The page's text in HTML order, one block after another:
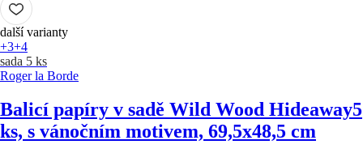
další varianty
+3+4
sada 5 ks
Roger la Borde
Balicí papíry v sadě Wild Wood Hideaway5
ks, s vánočním motivem, 69,5x48,5 cm